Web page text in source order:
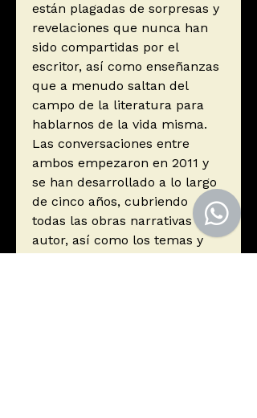
están plagadas de sorpresas y
revelaciones que nunca han
sido compartidas por el
escritor, así como enseñanzas
que a menudo saltan del
campo de la literatura para
hablarnos de la vida misma.
Las conversaciones entre
ambos empezaron en 2011 y
se han desarrollado a lo largo
de cinco años, cubriendo
todas las obras narrativas del
autor, así como los temas y